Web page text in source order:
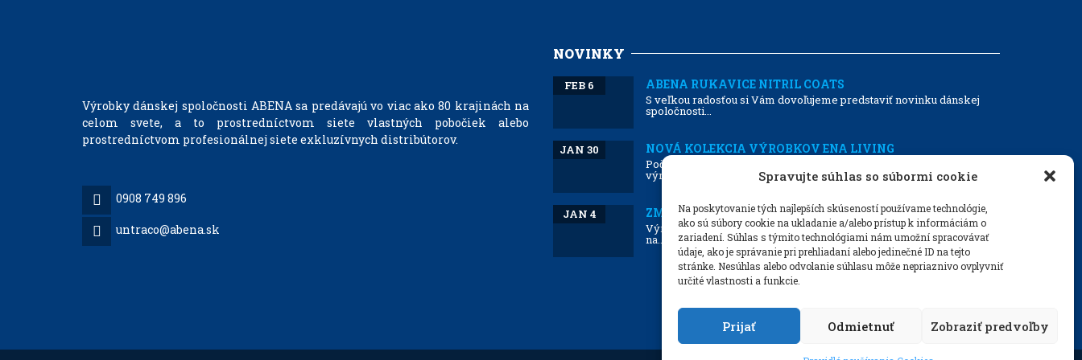
Spravujte súhlas so súbormi cookie
Na poskytovanie tých najlepších skúseností používame technológie,
ako sú súbory cookie na ukladanie a/alebo prístup k informáciám o
zariadení. Súhlas s týmito technológiami nám umožní spracovávať
údaje, ako je správanie pri prehliadaní alebo jedinečné ID na tejto
stránke. Nesúhlas alebo odvolanie súhlasu môže nepriaznivo ovplyvniť
určité vlastnosti a funkcie.
Prijať Odmietnuť Zobraziť predvoľby
Výrobky dánskej spoločnosti ABENA sa predávajú vo viac ako 80 krajinách na
celom svete, a to prostredníctvom siete vlastných pobočiek alebo
prostredníctvom profesionálnej siete exkluzívnych distribútorov.
0908 749 896
untraco@abena.sk
NOVINKY
ABENA RUKAVICE NITRIL COATS
FEB 6
S veľkou radosťou si Vám dovoľujeme predstaviť novinku dánskej
spoločnosti...
NOVÁ KOLEKCIA VÝROBKOV ENA LIVING
JAN 30
Počas zimy 2025/2026 náš sortiment obohacujeme o novú kolekciu
výrobkov,...
ZMENY OD 1.1.2025: NOVÉ CENY, NOVÉ LIMITY
JAN 4
Výrobky pre inkontinentných: Dňom 1.1.2025 sa znížila sadzba DPH
na...